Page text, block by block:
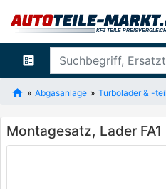
ballot
Abgasanlage Turbolader & -
Montagesatz, Lader